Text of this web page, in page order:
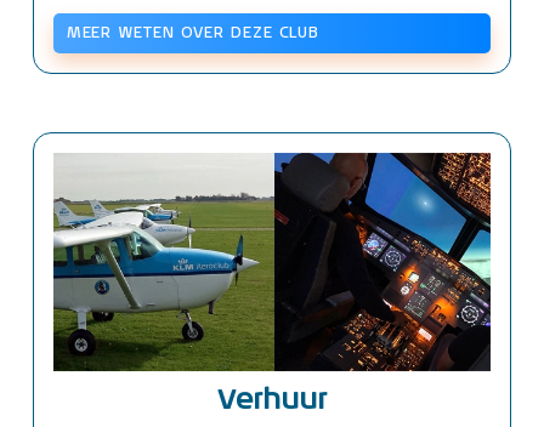
MEER WETEN OVER DEZE CLUB
Verhuur